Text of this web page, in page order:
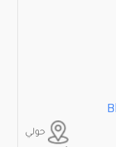
حولي